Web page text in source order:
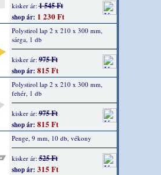
kisker ár:1 545 Ft
shop ár: 1 230 Ft
Polystirol lap 2 x 210 x 300 mm,
sárga, 1 db
kisker ár:975 Ft
shop ár: 815 Ft
Polystirol lap 2 x 210 x 300 mm,
fehér, 1 db
kisker ár:975 Ft
shop ár: 815 Ft
Penge, 9 mm, 10 db, vékony
kisker ár:525 Ft
shop ár: 315 Ft